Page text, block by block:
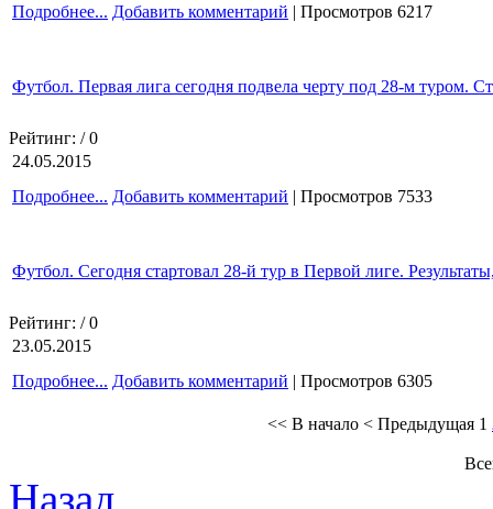
Подробнее... Добавить комментарий | Просмотров 6217
Футбол. Первая лига сегодня подвела черту под 28-м туром.
Рейтинг: / 0
24.05.2015
Подробнее... Добавить комментарий | Просмотров 7533
Футбол. Сегодня стартовал 28-й тур в Первой лиге.
Рейтинг: / 0
23.05.2015
Подробнее... Добавить комментарий | Просмотров 6305
<< В начало < Предыдущая 1
Назад